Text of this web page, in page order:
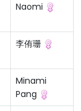
Naomi
李侑珊
Minami
Pang